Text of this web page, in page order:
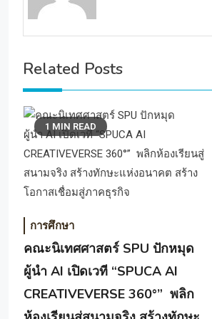
Related Posts
1 MIN READ
การศึกษา
คณะนิเทศศาสตร์ SPU ปักหมุด
ผู้นำ AI เปิดเวที “SPUCA AI
CREATIVEVERSE 360°” พลิก